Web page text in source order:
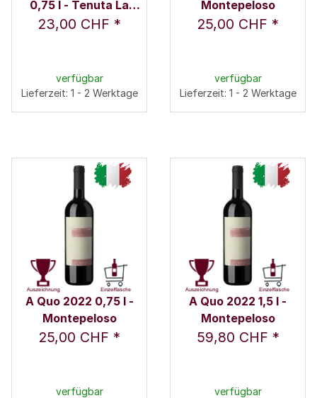
0,75 l - Tenuta La
Meridiana
23,00 CHF *
verfügbar
Lieferzeit: 1 - 2 Werktage
Montepeloso
25,00 CHF *
verfügbar
Lieferzeit: 1 - 2 Werktage
A Quo 2022 0,75 l -
Montepeloso
25,00 CHF *
verfügbar
A Quo 2022 1,5 l -
Montepeloso
59,80 CHF *
verfügbar